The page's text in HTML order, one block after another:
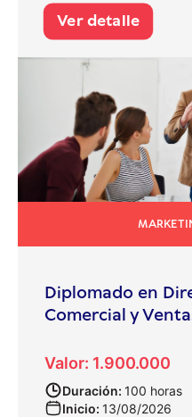
Ver detalle
Diplomado en
Comercial y
Valor: 1.900.000
Duración: 100 horas
Inicio: 13/08/2026